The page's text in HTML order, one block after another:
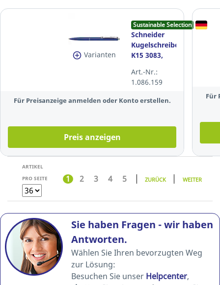
Varianten
Sustainable Selection
Schneider
Kugelschreiber
K15 3083,
0,4mm, blau
Art.-Nr.:
1.086.159
Für Preisanzeige anmelden oder Konto erstellen.
Preis anzeigen
Für
ARTIKEL
PRO SEITE
1 2 3 4 5 ZURÜCK WEITER
Sie haben Fragen - wir haben
Antworten.
Wählen Sie Ihren bevorzugten Weg
zur Lösung:
Besuchen Sie unser Helpcenter,